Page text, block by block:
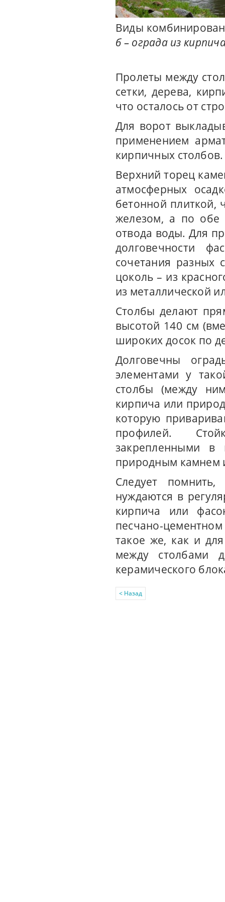
Виды
б – ограда из
Пролеты между
сетки, дерева,
что осталось от
Для ворот
применением
кирпичных столбов.
Верхний торец
атмосферных
бетонной плиткой,
железом, а по обе
отвода воды. Для
долговечности
сочетания разных
цоколь – из
из металлической
Столбы делают
высотой 140 см
широких досок по
Долговечны
элементами у
столбы (между
кирпича или
которую
профилей.
закрепленными в
природным камнем
Следует
нуждаются в
кирпича или
песчано-
такое же, как и
между столбами
керамического
< Назад